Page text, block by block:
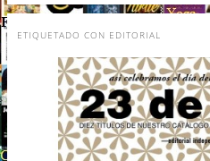
ETIQUETADO CON EDITORIAL